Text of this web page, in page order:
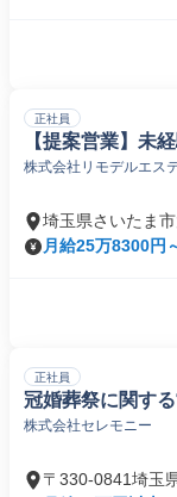
正社員
【提案営業】未
株式会社リモデルエス
埼玉県さいたま
月給25万8300円
正社員
冠婚葬祭に関す
株式会社セレモニー
〒330-0841埼玉